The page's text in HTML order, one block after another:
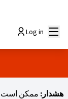
Elegir el idioma
Log in
هشدار: ممکن است